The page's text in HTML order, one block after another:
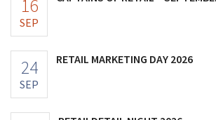
16
SEP
24
SEP
RETAIL MARKETING DAY 2026